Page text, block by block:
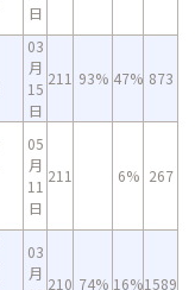
日
03
月
15
日
211 93% 47% 873
05
月
11
日
211 6% 267
03
月
210 74% 16%1589